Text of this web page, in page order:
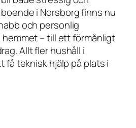
i Norsborg finns nu
och personlig
– till ett förmånligt
Allt fler hushåll i
få teknisk hjälp på plats i